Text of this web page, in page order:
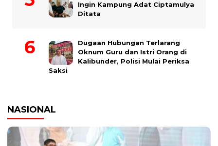
Ingin Kampung Adat Ciptamulya
Ditata
Dugaan Hubungan Terlarang
Oknum Guru dan Istri Orang di
Kalibunder, Polisi Mulai Periksa
Saksi
NASIONAL